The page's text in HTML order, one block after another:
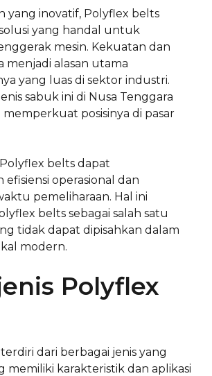
yang inovatif, Polyflex belts
yang handal untuk
mesin. Kekuatan dan
menjadi alasan utama
yang luas di sektor industri.
sabuk ini di Nusa Tenggara
memperkuat posisinya di pasar
belts dapat
operasional dan
pemeliharaan. Hal ini
belts sebagai salah satu
tidak dapat dipisahkan dalam
modern.
Polyflex
dari berbagai jenis yang
memiliki karakteristik dan aplikasi